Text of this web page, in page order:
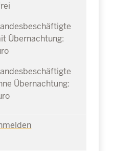
Übernachtung:
Übernachtung: